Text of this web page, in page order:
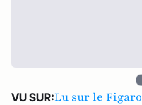
VU SUR:Lu sur le Figaro